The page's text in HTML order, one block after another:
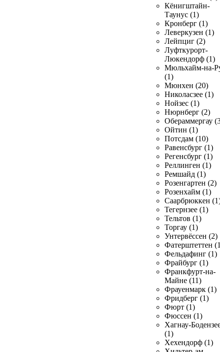
Кёнигштайн-
Таунус (1)
Кронберг (1)
Леверкузен (1)
Лейпциг (2)
Луфткурорт-
Люкендорф (1)
Мюльхайм-на-
(1)
Мюнхен (20)
Николасзее (1)
Нойзес (1)
Нюрнберг (2)
Обераммергау
Ойтин (1)
Потсдам (10)
Равенсбург (1)
Регенсбург (1)
Реллинген (1)
Ремшайд (1)
Розенгартен (2)
Розенхайм (1)
Саарбрюккен
Тегернзее (1)
Тельтов (1)
Торгау (1)
Унтервёссен (2)
Фатерштеттен
Фельдафинг (1)
Фрайбург (1)
Франкфурт-на-
Майне (11)
Фрауенмарк (1)
Фридберг (1)
Фюрт (1)
Фюссен (1)
Хагнау-
(1)
Хехендорф (1)